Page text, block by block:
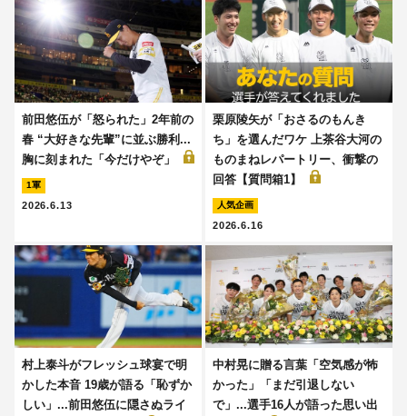
前田悠伍が「怒られた」2年前の
春 “大好きな先輩”に並ぶ勝利...
胸に刻まれた「今だけやぞ」
1軍
2026.6.13
栗原陵矢が「おさるのもんき
ち」を選んだワケ 上茶谷大河の
ものまねレパートリー、衝撃の
回答【質問箱1】
人気企画
2026.6.16
村上泰斗がフレッシュ球宴で明
かした本音 19歳が語る「恥ずか
しい」...前田悠伍に隠さぬライ
中村晃に贈る言葉「空気感が怖
かった」「まだ引退しない
で」...選手16人が語った思い出